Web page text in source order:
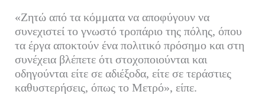
εί
τε
«Ζητώ από τα κόμματα να αποφύγουν να
συνεχιστεί το γνωστό τροπάριο της πόλης, όπου
τα έργα αποκτούν ένα πολιτικό πρόσημο και στη
συνέχεια βλέπετε ότι στοχοποιούνται και
οδηγούνται είτε σε αδιέξοδα, είτε σε τεράστιες
καθυστερήσεις, όπως το Μετρό», είπε.